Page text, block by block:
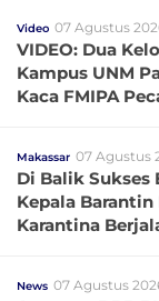
Video 07 Agustus
VIDEO: Dua
Kampus UNM
Kaca FMIPA
Makassar 07 Agustus
Di Balik Sukses
Kepala
Karantina
News 07 Agustus